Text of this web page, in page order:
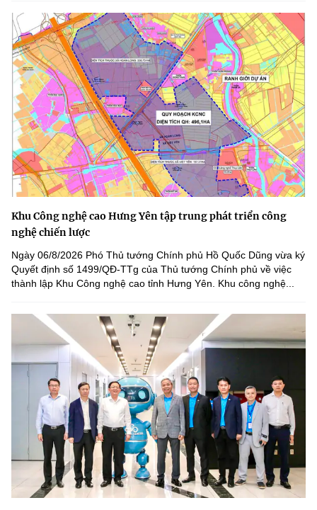
Khu Công nghệ cao Hưng Yên tập trung phát triển công
nghệ chiến lược
Ngày 06/8/2026 Phó Thủ tướng Chính phủ Hồ Quốc Dũng vừa ký
Quyết định số 1499/QĐ-TTg của Thủ tướng Chính phủ về việc
thành lập Khu Công nghệ cao tỉnh Hưng Yên. Khu công nghệ...